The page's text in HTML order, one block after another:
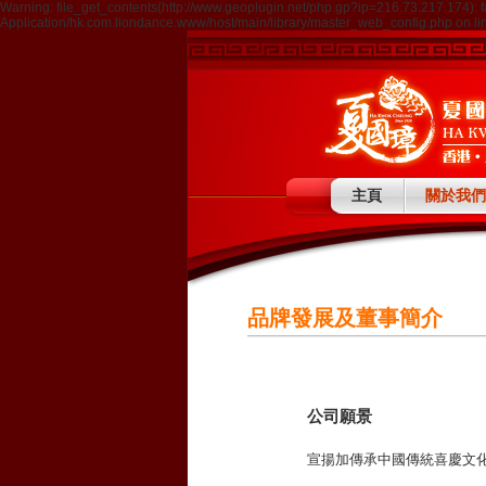
Warning: file_get_contents(http://www.geoplugin.net/
Application/hk.com.liondance.www/host/main/library/master_web_config.php on
主頁 關於我們
品牌發展及董事簡介
公司願景
宣揚加傳承中國傳統喜慶文